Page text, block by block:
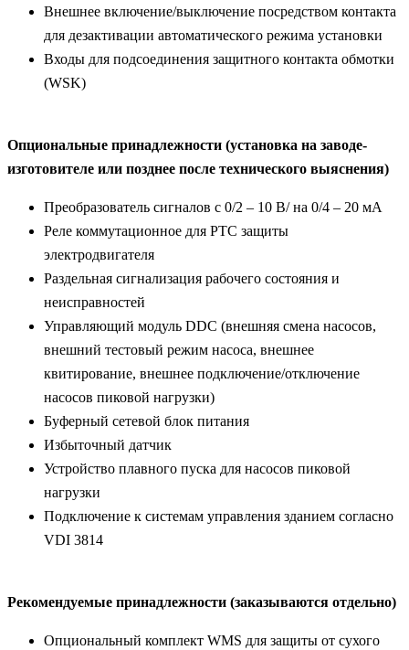
Внешнее включение/выключение посредством контакта
для дезактивации автоматического режима установки
Входы для подсоединения защитного контакта обмотки
(WSK)
Опциональные принадлежности (установка на заводе-
изготовителе или позднее после технического выяснения)
Преобразователь сигналов с 0/2 – 10 В/ на 0/4 – 20 мА
Реле коммутационное для PTC защиты
электродвигателя
Раздельная сигнализация рабочего состояния и
неисправностей
Управляющий модуль DDC (внешняя смена насосов,
внешний тестовый режим насоса, внешнее
квитирование, внешнее подключение/отключение
насосов пиковой нагрузки)
Буферный сетевой блок питания
Избыточный датчик
Устройство плавного пуска для насосов пиковой
нагрузки
Подключение к системам управления зданием согласно
VDI 3814
Рекомендуемые принадлежности (заказываются отдельно)
Опциональный комплект WMS для защиты от сухого